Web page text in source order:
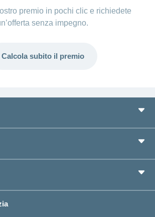
premio in pochi clic e richiedete
senza impegno.
Calcola subito il premio
per...